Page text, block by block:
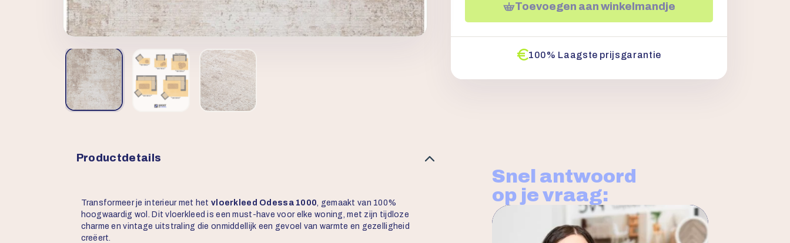
Toevoegen aan winkelmandje
100% Laagste prijsgarantie
Productdetails
Transformeer je interieur met hetvloerkleed Odessa 1000, gemaakt van 100%
hoogwaardig wol. Dit vloerkleed is een must-have voor elke woning, met zijn tijdloze
charme en vintage uitstraling die onmiddellijk een gevoel van warmte en gezelligheid
creëert.
Snel antwoord
op je vraag: